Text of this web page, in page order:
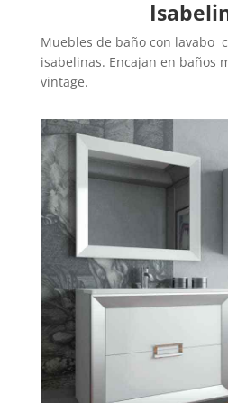
Muebles de baño con lavabo
isabelinas. Encajan en baños
vintage.